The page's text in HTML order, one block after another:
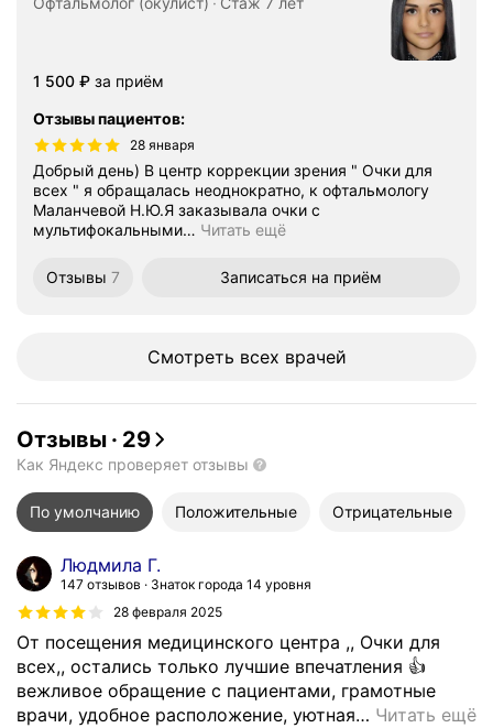
Цена
1500
1 500 ₽ за приём
Отзывы пациентов:
28 января
Добрый день) В центр коррекции зрения " Очки для
всех " я обращалась неоднократно, к офтальмологу
Маланчевой Н.Ю.Я заказывала очки с
мультифокальными… Читать ещё
Отзывы 7 Записаться на приём
Смотреть всех врачей
Отзывы · 29
Как Яндекс проверяет отзывы
По умолчанию Положительные Отрицательные
Людмила Г.
147 отзывов
Знаток города 14 уровня
28 февраля 2025
От посещения медицинского центра ,, Очки для
всех,, остались только лучшие впечатления 👍
вежливое обращение с пациентами, грамотные
врачи, удобное расположение, уютная… Читать ещё